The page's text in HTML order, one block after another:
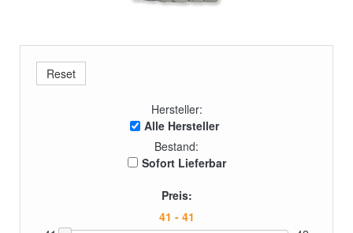
Hersteller:
Alle Hersteller
Bestand:
Sofort Lieferbar
Preis: